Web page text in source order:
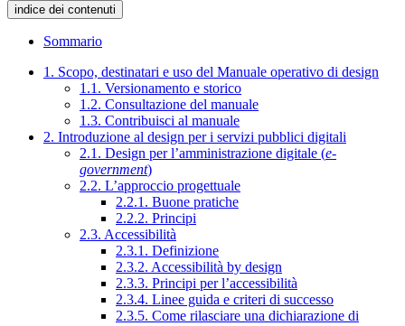
indice dei contenuti
Sommario
1. Scopo, destinatari e uso del Manuale operativo di design
1.1. Versionamento e storico
1.2. Consultazione del manuale
1.3. Contribuisci al manuale
2. Introduzione al design per i servizi pubblici digitali
2.1. Design per l’amministrazione digitale (e-
government)
2.2. L’approccio progettuale
2.2.1. Buone pratiche
2.2.2. Principi
2.3. Accessibilità
2.3.1. Definizione
2.3.2. Accessibilità by design
2.3.3. Principi per l’accessibilità
2.3.4. Linee guida e criteri di successo
2.3.5. Come rilasciare una dichiarazione di